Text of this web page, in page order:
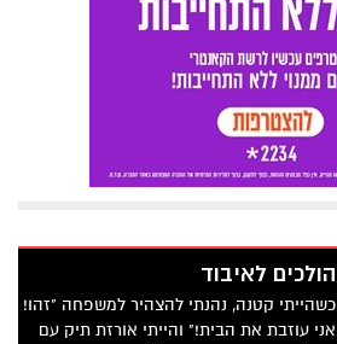
הולכים לאיבוד
כשהייתי קטנה, נהנתי להצהיר למשפחה "זהו!
אני עוזבת את הבית!" והייתי אורזת תיק עם